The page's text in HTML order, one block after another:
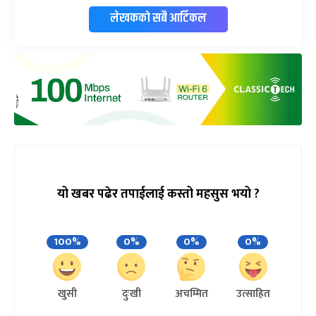
लेखकको सबै आर्टिकल
यो खबर पढेर तपाईलाई कस्तो महसुस भयो ?
100%
खुसी
0%
दुःखी
0%
अचम्मित
0%
उत्साहित